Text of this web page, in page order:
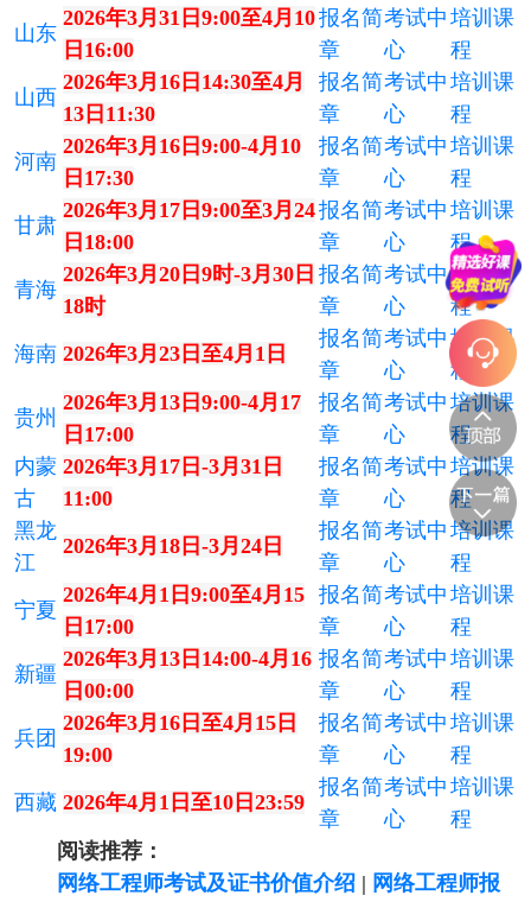
山东
2026年3月31日9:00至4月10
日16:00
报名简
章
考试中
心
培训课
程
山西
2026年3月16日14:30至4月
13日11:30
报名简
章
考试中
心
培训课
程
河南
2026年3月16日9:00-4月10
日17:30
报名简
章
考试中
心
培训课
程
甘肃
2026年3月17日9:00至3月24
日18:00
报名简
章
考试中
心
培训课
程
青海
2026年3月20日9时-3月30日
18时
报名简
章
考试中
心
培训课
程
海南 2026年3月23日至4月1日
报名简
章
考试中
心
培训课
程
贵州
2026年3月13日9:00-4月17
日17:00
报名简
章
考试中
心
培训课
程
内蒙
古
2026年3月17日-3月31日
11:00
报名简
章
考试中
心
培训课
程
黑龙
江
2026年3月18日-3月24日
报名简
章
考试中
心
培训课
程
宁夏
2026年4月1日9:00至4月15
日17:00
报名简
章
考试中
心
培训课
程
新疆
2026年3月13日14:00-4月16
日00:00
报名简
章
考试中
心
培训课
程
兵团
2026年3月16日至4月15日
19:00
报名简
章
考试中
心
培训课
程
西藏 2026年4月1日至10日23:59
报名简
章
考试中
心
培训课
程
阅读推荐：
网络工程师考试及证书价值介绍| 网络工程师报